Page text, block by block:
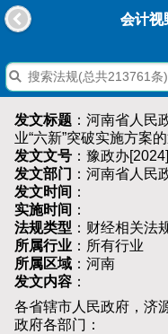
发文标题 ：河南省人民
业“六新”突破实施方案
发文文号 ：豫政办
发文部门 ：河南省人民
发文时间 ：
实施时间 ：
法规类型 ：财经相关法
所属行业 ：所有行业
所属区域 ：河南
发文内容 ：
各省辖市人民政府，济
政府各部门：